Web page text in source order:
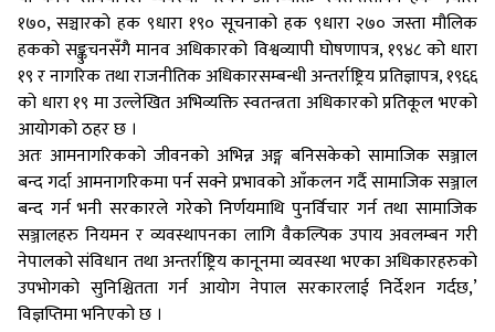
१७०, सञ्चारको हक ९धारा १९० सूचनाको हक ९धारा २७० जस्ता मौलिक
हकको सङ्कुचनसँगै मानव अधिकारको विश्वव्यापी घोषणापत्र, १९४८ को धारा
१९ र नागरिक तथा राजनीतिक अधिकारसम्बन्धी अन्तर्राष्ट्रिय प्रतिज्ञापत्र, १९६६
को धारा १९ मा उल्लेखित अभिव्यक्ति स्वतन्त्रता अधिकारको प्रतिकूल भएको
आयोगको ठहर छ ।
अतः आमनागरिकको जीवनको अभिन्न अङ्ग बनिसकेको सामाजिक सञ्जाल
बन्द गर्दा आमनागरिकमा पर्न सक्ने प्रभावको आँकलन गर्दै सामाजिक सञ्जाल
बन्द गर्न भनी सरकारले गरेको निर्णयमाथि पुनर्विचार गर्न तथा सामाजिक
सञ्जालहरु नियमन र व्यवस्थापनका लागि वैकल्पिक उपाय अवलम्बन गरी
नेपालको संविधान तथा अन्तर्राष्ट्रिय कानूनमा व्यवस्था भएका अधिकारहरुको
उपभोगको सुनिश्चितता गर्न आयोग नेपाल सरकारलाई निर्देशन गर्दछ,’
विज्ञप्तिमा भनिएको छ ।